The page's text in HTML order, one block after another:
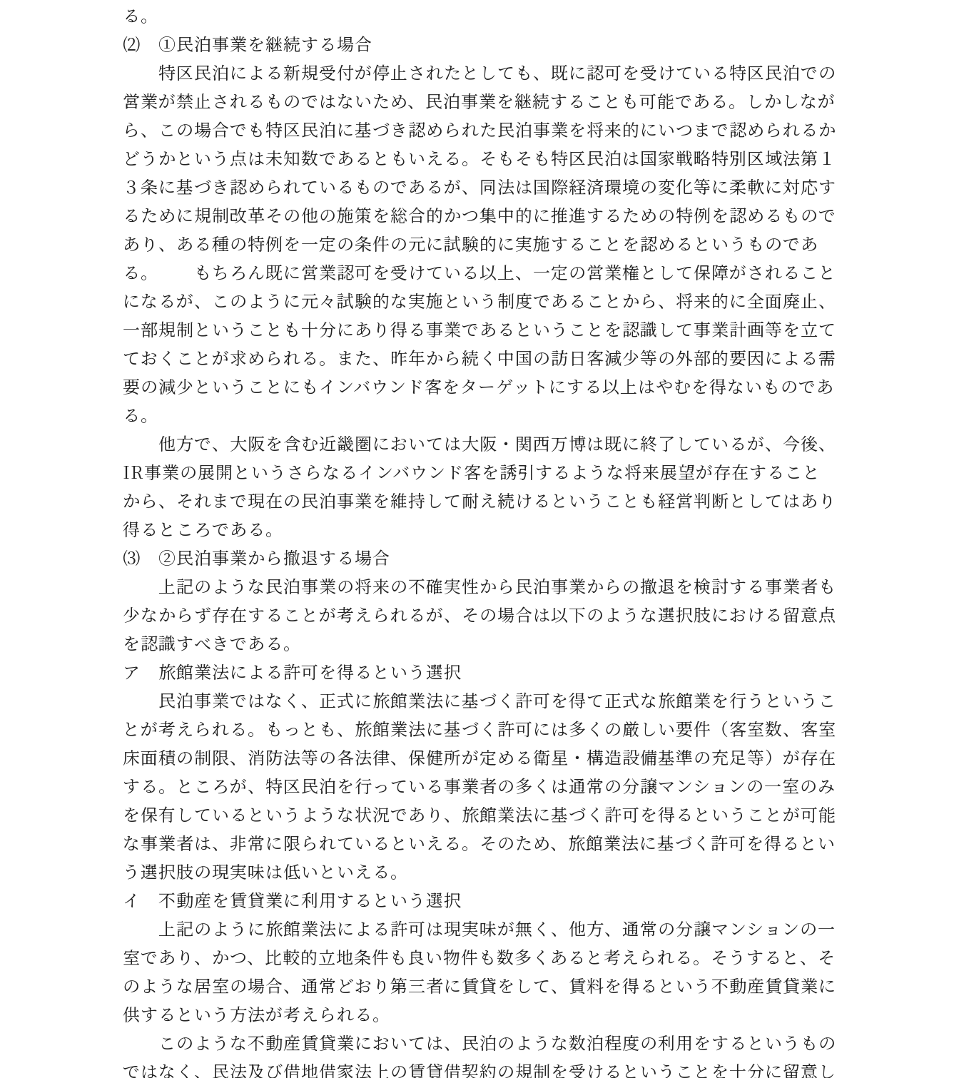
る。
⑵ ①民泊事業を継続する場合
特区民泊による新規受付が停止されたとしても、既に認可を受けている特区民泊での
営業が禁止されるものではないため、民泊事業を継続することも可能である。しかしなが
ら、この場合でも特区民泊に基づき認められた民泊事業を将来的にいつまで認められるか
どうかという点は未知数であるともいえる。そもそも特区民泊は国家戦略特別区域法第１
３条に基づき認められているものであるが、同法は国際経済環境の変化等に柔軟に対応す
るために規制改革その他の施策を総合的かつ集中的に推進するための特例を認めるもので
あり、ある種の特例を一定の条件の元に試験的に実施することを認めるというものであ
る。 もちろん既に営業認可を受けている以上、一定の営業権として保障がされること
になるが、このように元々試験的な実施という制度であることから、将来的に全面廃止、
一部規制ということも十分にあり得る事業であるということを認識して事業計画等を立て
ておくことが求められる。また、昨年から続く中国の訪日客減少等の外部的要因による需
要の減少ということにもインバウンド客をターゲットにする以上はやむを得ないものであ
る。
他方で、大阪を含む近畿圏においては大阪・関西万博は既に終了しているが、今後、
IR事業の展開というさらなるインバウンド客を誘引するような将来展望が存在すること
から、それまで現在の民泊事業を維持して耐え続けるということも経営判断としてはあり
得るところである。
⑶ ②民泊事業から撤退する場合
上記のような民泊事業の将来の不確実性から民泊事業からの撤退を検討する事業者も
少なからず存在することが考えられるが、その場合は以下のような選択肢における留意点
を認識すべきである。
ア 旅館業法による許可を得るという選択
民泊事業ではなく、正式に旅館業法に基づく許可を得て正式な旅館業を行うというこ
とが考えられる。もっとも、旅館業法に基づく許可には多くの厳しい要件（客室数、客室
床面積の制限、消防法等の各法律、保健所が定める衛星・構造設備基準の充足等）が存在
する。ところが、特区民泊を行っている事業者の多くは通常の分譲マンションの一室のみ
を保有しているというような状況であり、旅館業法に基づく許可を得るということが可能
な事業者は、非常に限られているといえる。そのため、旅館業法に基づく許可を得るとい
う選択肢の現実味は低いといえる。
イ 不動産を賃貸業に利用するという選択
上記のように旅館業法による許可は現実味が無く、他方、通常の分譲マンションの一
室であり、かつ、比較的立地条件も良い物件も数多くあると考えられる。そうすると、そ
のような居室の場合、通常どおり第三者に賃貸をして、賃料を得るという不動産賃貸業に
供するという方法が考えられる。
このような不動産賃貸業においては、民泊のような数泊程度の利用をするというもの
ではなく、民法及び借地借家法上の賃貸借契約の規制を受けるということを十分に留意し